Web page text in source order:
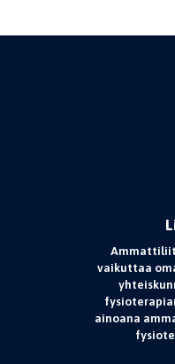
vaikuttaa
ainoana